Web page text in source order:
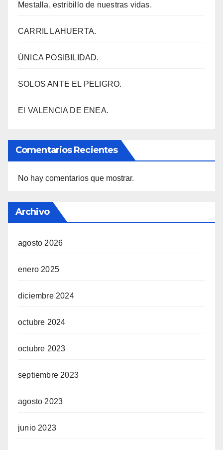
Mestalla, estribillo de nuestras vidas.
CARRIL LAHUERTA.
ÚNICA POSIBILIDAD.
SOLOS ANTE EL PELIGRO.
El VALENCIA DE ENEA.
Comentarios Recientes
No hay comentarios que mostrar.
Archivo
agosto 2026
enero 2025
diciembre 2024
octubre 2024
octubre 2023
septiembre 2023
agosto 2023
junio 2023